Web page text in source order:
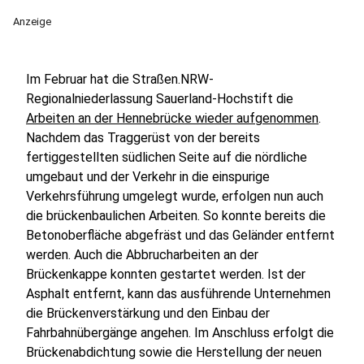
Anzeige
Im Februar hat die Straßen.NRW-
Regionalniederlassung Sauerland-Hochstift die
Arbeiten an der Hennebrücke wieder aufgenommen.
Nachdem das Traggerüst von der bereits
fertiggestellten südlichen Seite auf die nördliche
umgebaut und der Verkehr in die einspurige
Verkehrsführung umgelegt wurde, erfolgen nun auch
die brückenbaulichen Arbeiten. So konnte bereits die
Betonoberfläche abgefräst und das Geländer entfernt
werden. Auch die Abbrucharbeiten an der
Brückenkappe konnten gestartet werden. Ist der
Asphalt entfernt, kann das ausführende Unternehmen
die Brückenverstärkung und den Einbau der
Fahrbahnübergänge angehen. Im Anschluss erfolgt die
Brückenabdichtung sowie die Herstellung der neuen